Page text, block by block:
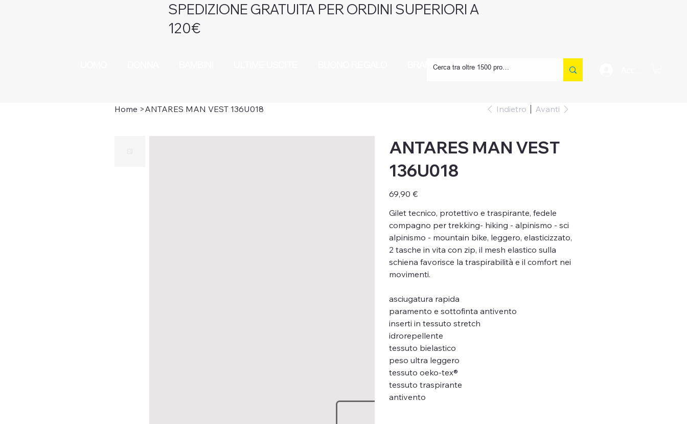
BRAND CONTATTI
SPEDIZIONE GRATUITA PER ORDINI SUPERIORI A
120€
Home >ANTARES MAN VEST 136U018 Indietro Avanti
ANTARES MAN VEST
136U018
Prezzo
69,90 €
Gilet tecnico, protettivo e traspirante, fedele
compagno per trekking- hiking - alpinismo - sci
alpinismo - mountain bike, leggero, elasticizzato,
2 tasche in vita con zip, il mesh elastico sulla
schiena favorisce la traspirabilità e il comfort nei
movimenti.
asciugatura rapida
paramento e sottofinta antivento
inserti in tessuto stretch
idrorepellente
tessuto bielastico
peso ultra leggero
tessuto oeko-tex®
tessuto traspirante
antivento